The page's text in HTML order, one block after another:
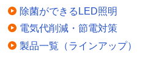
除菌ができるLED照明
電気代削減・節電対策
製品一覧（ラインアップ）